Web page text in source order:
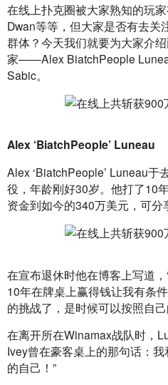
在线上扑克圈被大家熟知的玩
Dwan等等，但大家是否有去关
群体？今天我们就要为大家介
家——Alex BiatchPeople
Sabic。
Alex ‘BiatchPeople’ Luneau
Alex ‘BiatchPeople’ Luneau于
役，年龄刚好30岁。他打了10
资金到如今的340万美元，可分
在宣布退休时他在博客上写道
10年在牌桌上赢得钱让我有条
的挑战了，是时候可以按照自己
在离开所在Winamax战队时，
Ivey曾在豪客桌上的那句话：
的自己！”